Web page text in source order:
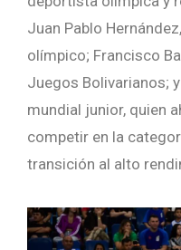
Juan Pablo
olímpico; Francisco
Juegos Bolivarianos;
mundial junior, quien
competir en la
transición al alto